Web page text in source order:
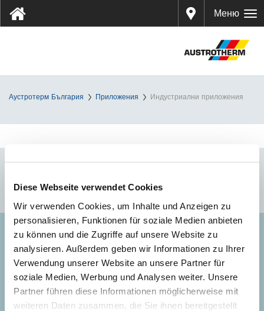
Diese Webseite verwendet Cookies
Wir verwenden Cookies, um Inhalte und Anzeigen zu
personalisieren, Funktionen für soziale Medien anbieten
zu können und die Zugriffe auf unsere Website zu
analysieren. Außerdem geben wir Informationen zu Ihrer
Verwendung unserer Website an unsere Partner für
soziale Medien, Werbung und Analysen weiter. Unsere
Partner führen diese Informationen möglicherweise mit
weiteren Daten zusammen, die Sie ihnen bereitgestellt
Дистр
ибуто
Меню
Аустротерм България Приложения Индустриални приложения
СВЪРЖЕТЕ СЕ С НАС
+359 2 974 64 70
office@austrotherm.bg